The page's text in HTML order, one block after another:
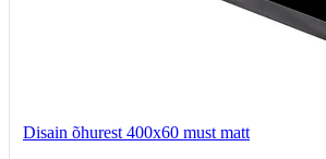
Disain õhurest 400x60 must matt